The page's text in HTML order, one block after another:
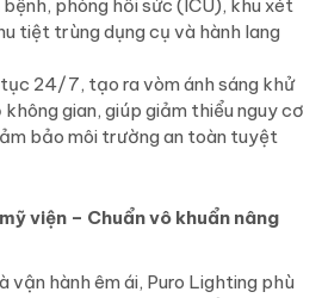
phòng hồi sức (ICU), khu xét
tiệt trùng dụng cụ và hành lang
24/7, tạo ra vòm ánh sáng khử
gian, giúp giảm thiểu nguy cơ
bảo môi trường an toàn tuyệt
viện – Chuẩn vô khuẩn nâng
hành êm ái, Puro Lighting phù